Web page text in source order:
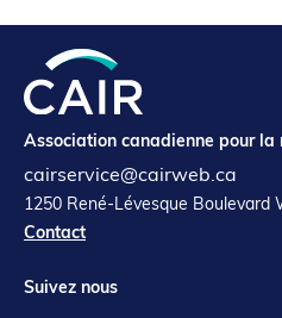
Association canadienne pour
cairservice@cairweb.ca
1250 René-Lévesque Boulevard
Contact
Suivez nous